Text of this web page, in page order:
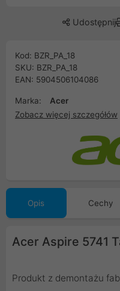
Udostępnij
Kod: BZR_PA_18
SKU: BZR_PA_18
EAN: 5904506104086
Marka:
Acer
Zobacz więcej szczegółów
Opis Cechy
Acer Aspire 5741
Produkt z demontażu